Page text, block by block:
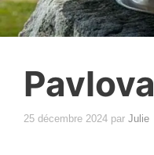
Pavlova
25 décembre 2024 par Julie